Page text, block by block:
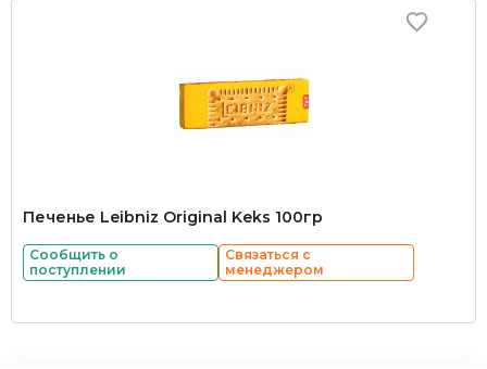
Печенье Leibniz Original Keks 100гр
Сообщить о
поступлении
Связаться с
менеджером